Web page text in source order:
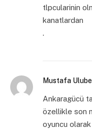
tlpcularinin
kanatlardan
.
Mustafa
Ankaragücü
özellikle son
oyuncu